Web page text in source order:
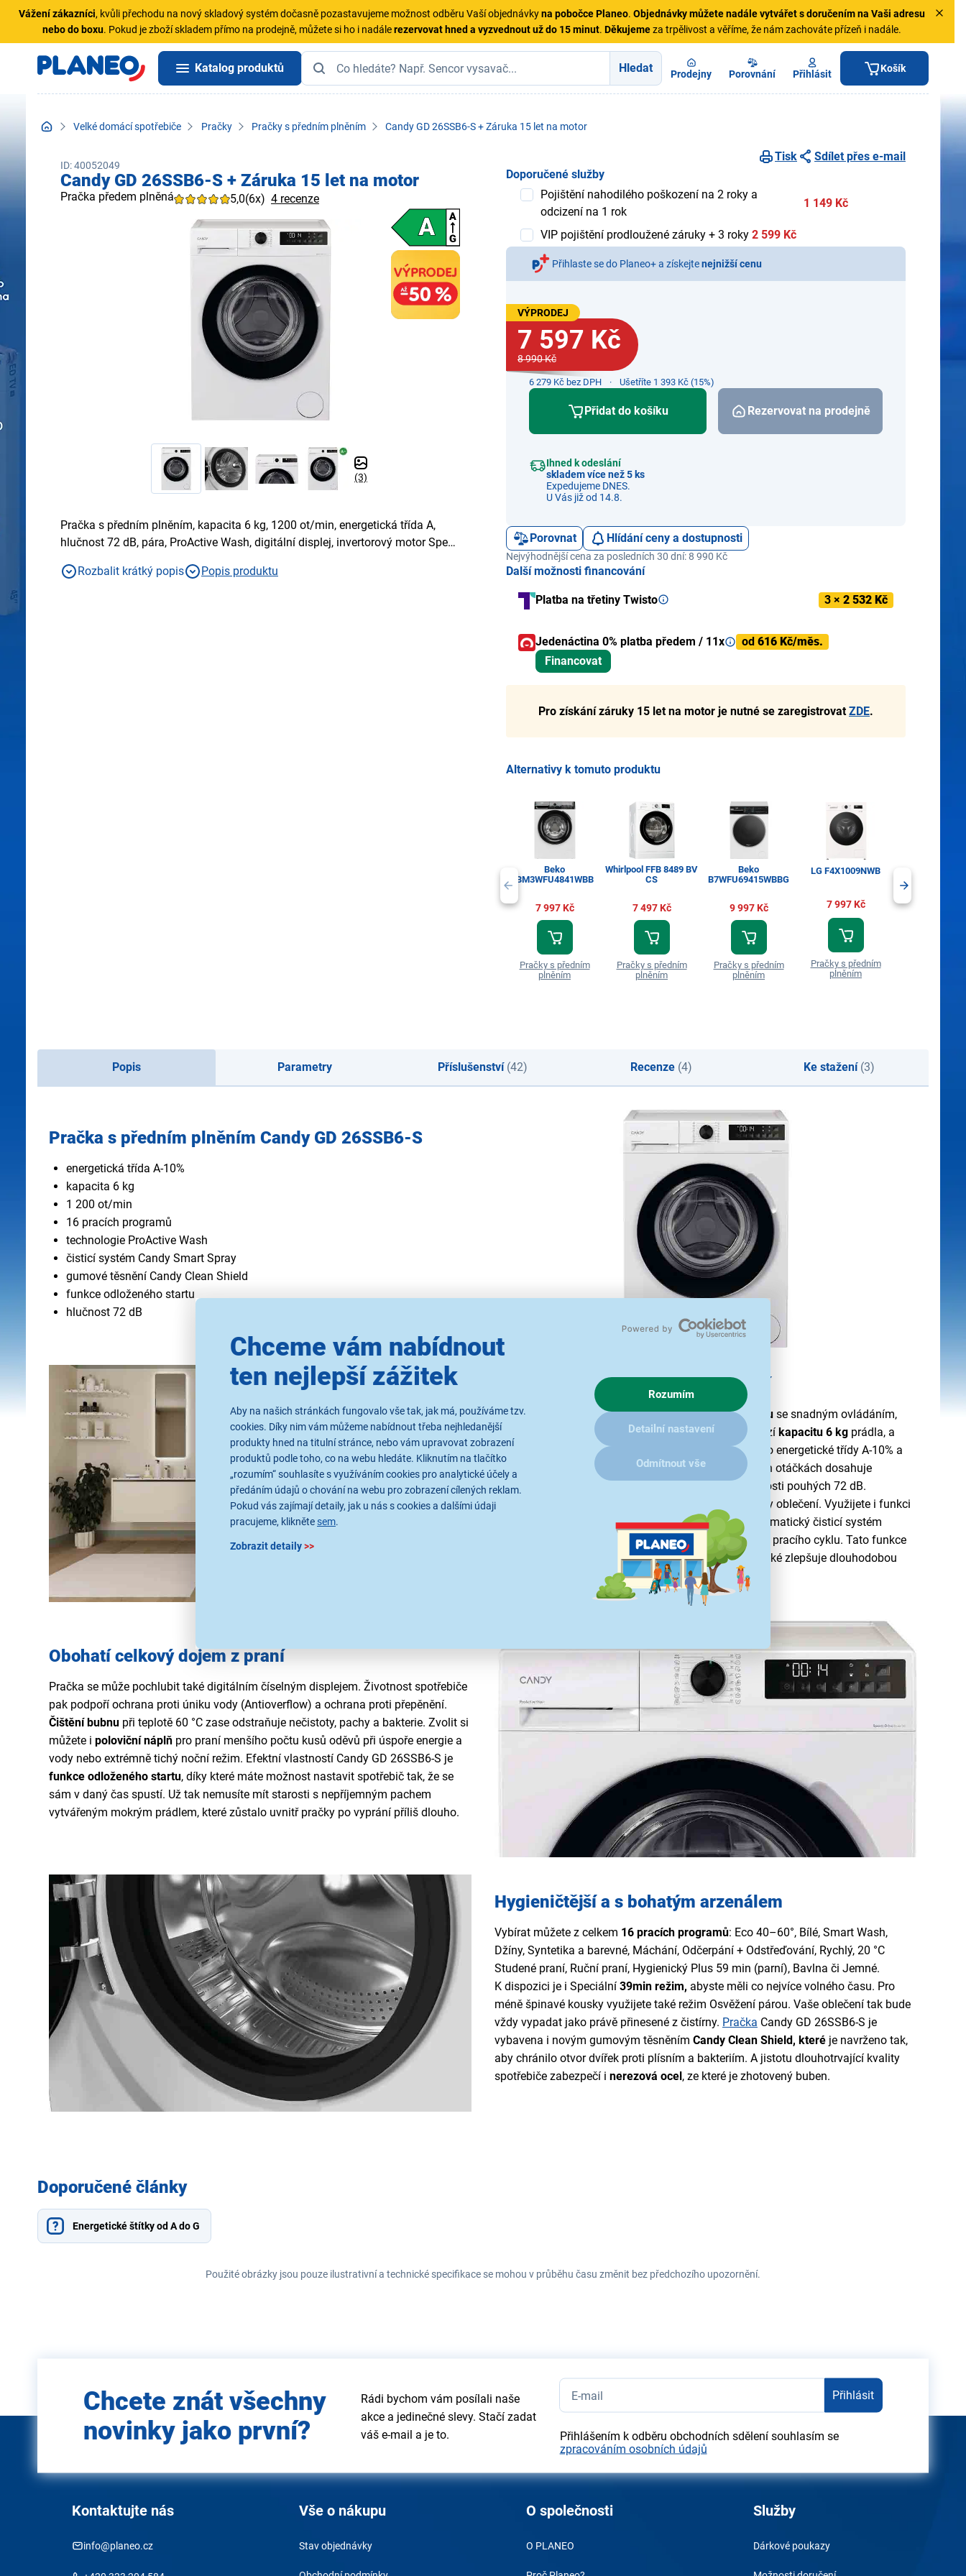
Chceme vám nabídnout
ten nejlepší zážitek
Aby na našich stránkách fungovalo vše tak, jak má, používáme tzv.
cookies. Díky nim vám můžeme nabídnout třeba nejhledanější
produkty hned na titulní stránce, nebo vám upravovat zobrazení
produktů podle toho, co na webu hledáte. Kliknutím na tlačítko
„rozumím“ souhlasíte s využíváním cookies pro analytické účely a
předáním údajů o chování na webu pro zobrazení cílených reklam.
Pokud vás zajímají detaily, jak u nás s cookies a dalšími údaji
pracujeme, klikněte sem.
Zobrazit detaily>>
Rozumím
Detailní nastavení
Odmítnout vše
Vážení zákazníci, kvůli přechodu na nový skladový systém dočasně pozastavujeme možnost odběru Vaší objednávkyna pobočce Planeo. Objednávkymůžete nadále vytvářet s doručením na Vaši adresu
nebo do boxu. Pokud je zboží skladem přímo na prodejně, můžete si ho i nadálerezervovat hned a vyzvednout už do 15 minut. Děkujemeza trpělivost a věříme, že nám zachováte přízeň i nadále.
Katalog produktů Hledat Prodejny Porovnání Přihlásit Košík
Velké domácí spotřebiče Pračky Pračky s předním plněním Candy GD 26SSB6-S + Záruka 15 let na motor
ID: 40052049
Candy GD 26SSB6-S + Záruka 15 let na motor
Pračka předem plněná 5,0(6x) 4 recenze
(3)
Pračka s předním plněním, kapacita 6 kg, 1200 ot/min, energetická třída A,
hlučnost 72 dB, pára, ProActive Wash, digitální displej, invertorový motor Speed
Rozbalit krátký popis
Popis produktu
Tisk
Sdílet přes e-mail
Doporučené služby
Pojištění nahodilého poškození na 2 roky a
odcizení na 1 rok
1 149 Kč
VIP pojištění prodloužené záruky + 3 roky 2 599 Kč
Přihlaste se do Planeo+ a získejtenejnižší cenu
VÝPRODEJ
7 597 Kč
8 990 Kč
6 279 Kč bez DPH Ušetříte 1 393 Kč (15%)
Přidat do košíku
Ihned k odeslání
skladem více než 5 ks
Expedujeme DNES.
U Vás již od 14.8.
Rezervovat na prodejně
Porovnat Hlídání ceny a dostupnosti
Nejvýhodnější cena za posledních 30 dní: 8 990 Kč
Další možnosti financování
Platba na třetiny Twisto 3 × 2 532 Kč
Jedenáctina 0% platba předem / 11x od 616 Kč/měs.
Financovat
Pro získání záruky 15 let na motor je nutné se zaregistrovatZDE.
Alternativy k tomuto produktu
Beko
BM3WFU4841WBB
7 997 Kč
Pračky s předním
plněním
Whirlpool FFB 8489 BV
CS
7 497 Kč
Pračky s předním
plněním
Beko
B7WFU69415WBBG
9 997 Kč
Pračky s předním
plněním
LG F4X1009NWB
7 997 Kč
Pračky s předním
plněním
Popis Parametry Příslušenství(42) Recenze(4) Ke stažení(3)
Pračka s předním plněním Candy GD 26SSB6-S
energetická třída A-10%
kapacita 6 kg
1 200 ot/min
16 pracích programů
technologie ProActive Wash
čisticí systém Candy Smart Spray
gumové těsnění Candy Clean Shield
funkce odloženého startu
hlučnost 72 dB
Se spoustou moderních technologií
Pokud hledáte efektivní úzkoupředem plněnou pračku se snadným ovládáním,
bude pro vás Candy GD 26SSB6-S ideální řešení. Nabízí kapacitu 6 kgprádla, a
dokáže vyvinout až 1 200 otáček za minutu. Řadí se do energetické třídy A-10% a
rušit vás nebude ani během odstřeďování. V nejvyšších otáčkách dosahuje
výkonný invertorový motor s dlouhou životností hlučnosti pouhých 72 dB.
Technologie ProActive Wash
zachová déle jasné barvy oblečení. Využijete i funkci
Intenzivní praní, Extra máchání a Snadné žehlení. Automatický čisticí systém
se zase aktivuje na konci každého pracího cyklu. Tato funkce
zajišťuje nejen hygieničtější praní vašeho prádla, ale také zlepšuje dlouhodobou
Obohatí celkový dojem z praní
Pračka se může pochlubit také digitálním číselným displejem. Životnost spotřebiče
pak podpoří ochrana proti úniku vody (Antioverflow) a ochrana proti přepěnění.
Čištění bubnu při teplotě 60 °C zase odstraňuje nečistoty, pachy a bakterie. Zvolit si
můžete i poloviční náplň pro praní menšího počtu kusů oděvů při úspoře energie a
vody nebo extrémně tichý noční režim. Efektní vlastností Candy GD 26SSB6-S je
funkce odloženého startu, díky které máte možnost nastavit spotřebič tak, že se
sám v daný čas spustí. Už tak nemusíte mít starosti s nepříjemným pachem
vytvářeným mokrým prádlem, které zůstalo uvnitř pračky po vyprání příliš dlouho.
Hygieničtější a s bohatým arzenálem
Vybírat můžete z celkem 16 pracích programů: Eco 40–60°, Bílé, Smart Wash,
Džíny, Syntetika a barevné, Máchání, Odčerpání + Odstřeďování, Rychlý, 20 °C
Studené praní, Ruční praní, Hygienický Plus 59 min (parní), Bavlna či Jemné.
K dispozici je i Speciální 39min režim, abyste měli co nejvíce volného času. Pro
méně špinavé kousky využijete také režim Osvěžení párou. Vaše oblečení tak bude
vždy vypadat jako právě přinesené z čistírny. Pračka Candy GD 26SSB6-S je
vybavena i novým gumovým těsněním Candy Clean Shield, kteréje navrženo tak,
aby chránilo otvor dvířek proti plísním a bakteriím. A jistotu dlouhotrvající kvality
spotřebiče zabezpečí i nerezová ocel, ze které je zhotovený buben.
Doporučené články
Energetické štítky od A do G
Použité obrázky jsou pouze ilustrativní a technické specifikace se mohou v průběhu času změnit bez předchozího upozornění.
e-mail
Chcete znát všechny
novinky jako první?
Rádi bychom vám posílali naše
akce a jedinečné slevy. Stačí zadat
váš e-mail a je to.
Přihlásit
Přihlášením k odběru obchodních sdělení souhlasím se
zpracováním osobních údajů
Kontaktujte nás
info@planeo.cz
Vše o nákupu
Stav objednávky
O společnosti
O PLANEO
Služby
Dárkové poukazy